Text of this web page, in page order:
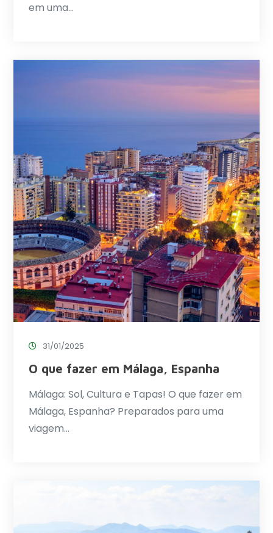
em uma…
31/01/2025
O que fazer em Málaga, Espanha
Málaga: Sol, Cultura e Tapas! O que fazer em
Málaga, Espanha? Preparados para uma
viagem…